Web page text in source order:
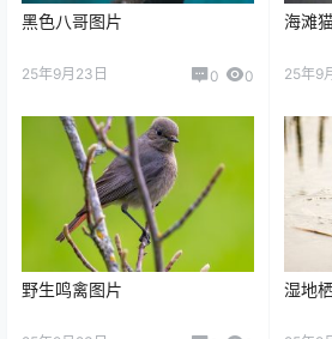
黑色八哥图片
25年9月23日 0 0
海滩
25年9
野生鸣禽图片 湿地